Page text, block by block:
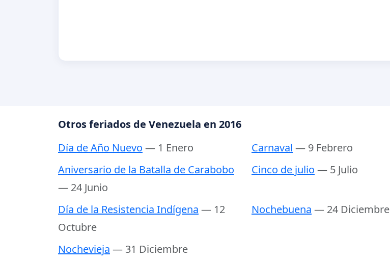
Otros feriados de Venezuela en 2016
Día de Año Nuevo — 1 Enero Carnaval — 9 Febrero
Aniversario de la Batalla de Carabobo
— 24 Junio
Cinco de julio — 5 Julio
Día de la Resistencia Indígena — 12
Octubre
Nochebuena — 24 Diciembre
Nochevieja — 31 Diciembre